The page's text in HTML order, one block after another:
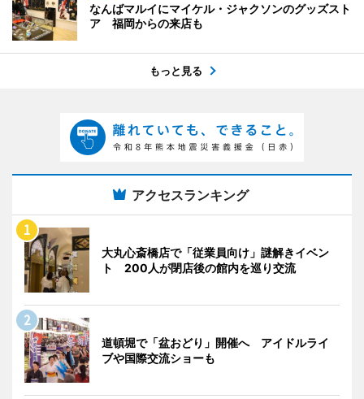
なんばマルイにマイケル・ジャクソンのグッズスト
ア 福岡からの来店も
もっと見る
アクセスランキング
大丸心斎橋店で「従業員向け」謎解きイベン
ト 200人が閉店後の館内を巡り交流
道頓堀で「盆おどり」開催へ アイドルライ
ブや国際交流ショーも